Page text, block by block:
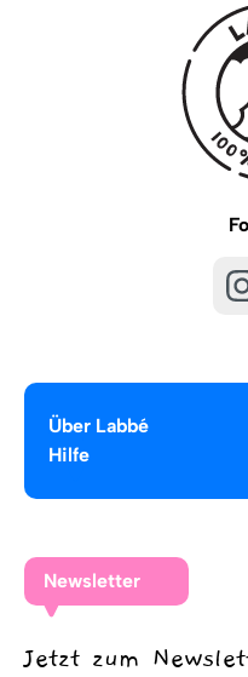
Über Labbé
Hilfe
Newsletter
Jetzt zum